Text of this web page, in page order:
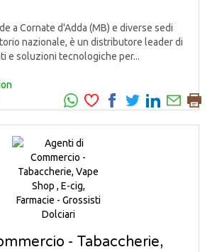
a Cornate d'Adda (MB) e diverse sedi
nazionale, è un distributore leader di
e soluzioni tecnologiche per...
- Tabaccherie,